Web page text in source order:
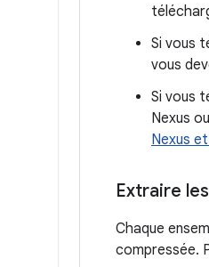
Si vous
vous
Si vous
Nexus
Nexus
Extraire
Chaque
compressée.